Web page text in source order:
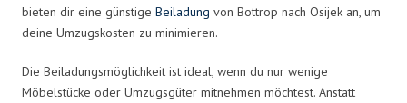
bieten dir eine günstige Beiladung von Bottrop nach Osijek an, um
deine Umzugskosten zu minimieren.
Die Beiladungsmöglichkeit ist ideal, wenn du nur wenige
Möbelstücke oder Umzugsgüter mitnehmen möchtest. Anstatt